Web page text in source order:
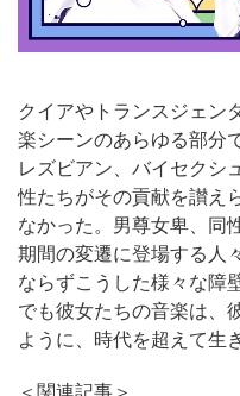
クイアやトランスジェン
楽シーンのあらゆる部分
レズビアン、バイセクシ
性たちがその貢献を讃え
なかった。男尊女卑、同
期間の変遷に登場する人
ならずこうした様々な障
でも彼女たちの音楽は、
ように、時代を超えて生